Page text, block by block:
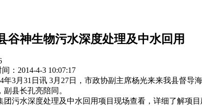
谷神生物污水深度处理及中水回用
：2014-4-3 10:07:17
月31日讯 3月27日，市政协副主席杨光来来我县督导
县长孔亮陪同。
水深度处理及中水回用项目现场查看，详细了解项目